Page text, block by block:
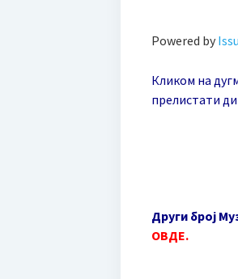
Powered by
Кликом на
прелистати
Други број
ОВДЕ.